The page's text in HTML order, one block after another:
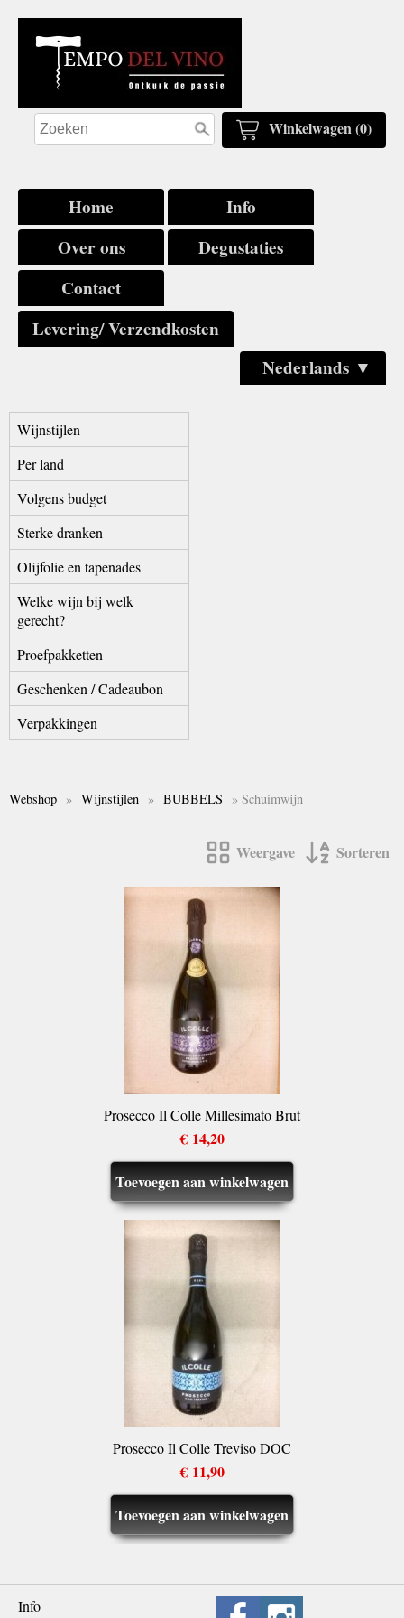
Winkelwagen (0)
Home
Info
Over ons
Degustaties
Contact
Levering/ Verzendkosten
Nederlands ▼
Wijnstijlen
Per land
Volgens budget
Sterke dranken
Olijfolie en tapenades
Welke wijn bij welk
gerecht?
Proefpakketten
Geschenken / Cadeaubon
Verpakkingen
Webshop » Wijnstijlen » BUBBELS » Schuimwijn
Weergave Sorteren
Prosecco Il Colle Millesimato Brut
€ 14,20
Toevoegen aan winkelwagen
Prosecco Il Colle Treviso DOC
€ 11,90
Toevoegen aan winkelwagen
Info